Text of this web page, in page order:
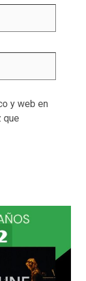
y web en
que